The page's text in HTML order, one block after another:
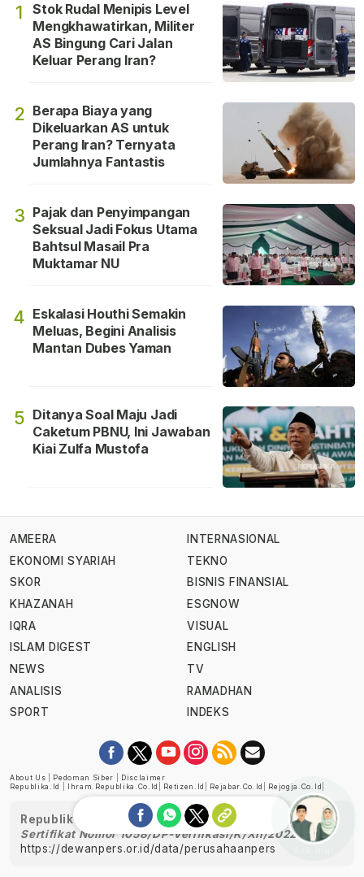
1
Stok Rudal Menipis Level
Mengkhawatirkan, Militer
AS Bingung Cari Jalan
Keluar Perang Iran?
2 Berapa Biaya yang
Dikeluarkan AS untuk
Perang Iran? Ternyata
Jumlahnya Fantastis
3 Pajak dan Penyimpangan
Seksual Jadi Fokus Utama
Bahtsul Masail Pra
Muktamar NU
4 Eskalasi Houthi Semakin
Meluas, Begini Analisis
Mantan Dubes Yaman
5 Ditanya Soal Maju Jadi
Caketum PBNU, Ini Jawaban
Kiai Zulfa Mustofa
AMEERA
EKONOMI SYARIAH
SKOR
KHAZANAH
IQRA
ISLAM DIGEST
NEWS
ANALISIS
SPORT
INTERNASIONAL
TEKNO
BISNIS FINANSIAL
ESGNOW
VISUAL
ENGLISH
TV
RAMADHAN
INDEKS
About Us Pedoman Siber
Disclaimer
Republika.id
Ihram.republika.co.id Retizen.id Rejabar.co.id Rejogja.co.id
Republika telah diverifikasi oleh Dewan Pers
Sertifikat Nomor 1058/DP-Verifikasi/K/XII/2022
https://dewanpers.or.id/data/perusahaanpers